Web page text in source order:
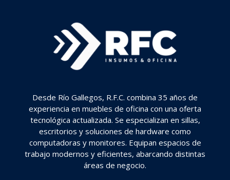
Desde Río Gallegos, R.F.C. combina 35 años de
experiencia en muebles de oficina con una oferta
tecnológica actualizada. Se especializan en sillas,
escritorios y soluciones de hardware como
computadoras y monitores. Equipan espacios de
trabajo modernos y eficientes, abarcando distintas
áreas de negocio.